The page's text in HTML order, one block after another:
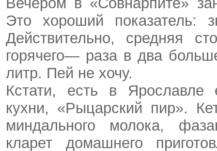
Это хороший показатель:
Действительно, средняя
горячего— раза в два
литр. Пей не хочу.
Кстати, есть в Ярославле
кухни, «Рыцарский пир».
миндального молока,
кларет домашнего